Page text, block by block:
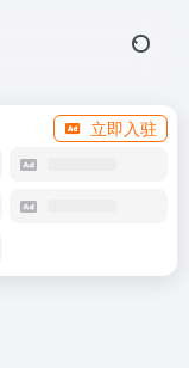
立即入驻